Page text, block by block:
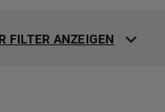
FILTER ANZEIGEN